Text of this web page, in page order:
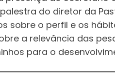
do diretor da
sobre o perfil e os
a relevância das
para o